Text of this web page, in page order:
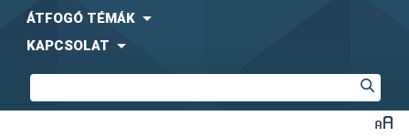
ÁTFOGÓ TÉMÁK
KAPCSOLAT